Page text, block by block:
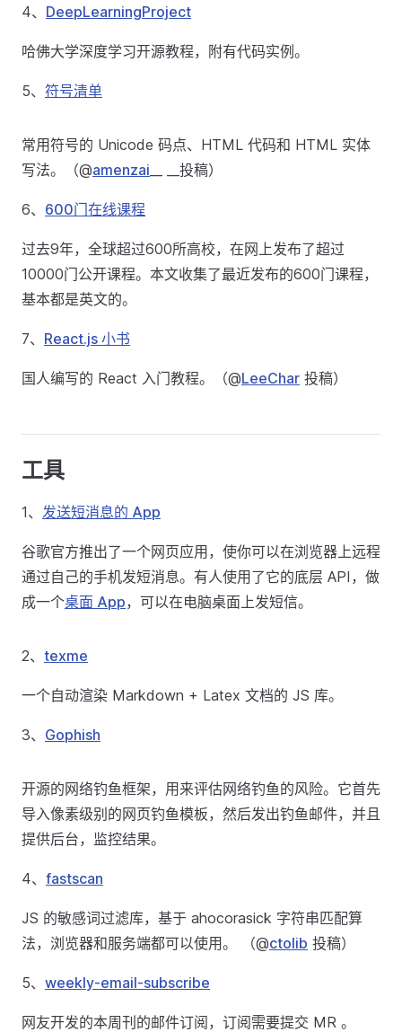
4、 DeepLearningProject
哈佛大学深度学习开源教程，附有代码实例。
5、 符号清单
常用符号的 Unicode 码点、HTML 代码和 HTML 实体
写法。（@amenzai __ __投稿）
6、 600门在线课程
过去9年，全球超过600所高校，在网上发布了超过
10000门公开课程。本文收集了最近发布的600门课程，
基本都是英文的。
7、 React.js 小书
国人编写的 React 入门教程。（@LeeChar 投稿）
工具
1、 发送短消息的 App
谷歌官方推出了一个网页应用，使你可以在浏览器上远程
通过自己的手机发短消息。有人使用了它的底层 API，做
成一个桌面 App，可以在电脑桌面上发短信。
2、 texme
一个自动渲染 Markdown + Latex 文档的 JS 库。
3、 Gophish
开源的网络钓鱼框架，用来评估网络钓鱼的风险。它首先
导入像素级别的网页钓鱼模板，然后发出钓鱼邮件，并且
提供后台，监控结果。
4、 fastscan
JS 的敏感词过滤库，基于 ahocorasick 字符串匹配算
法，浏览器和服务端都可以使用。 （@ctolib 投稿）
5、 weekly-email-subscribe
网友开发的本周刊的邮件订阅，订阅需要提交 MR 。